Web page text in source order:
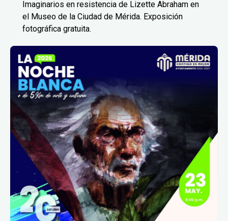
Imaginarios en resistencia de Lizette Abraham en
el Museo de la Ciudad de Mérida. Exposición
fotográfica gratuita.